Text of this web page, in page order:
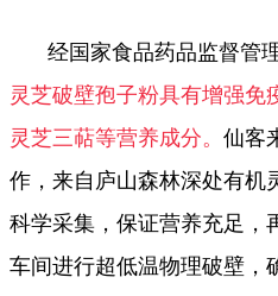
经国家食品药品监督管
灵芝破壁孢子粉具有增强免
灵芝三萜等营养成分。 仙客
作，来自庐山森林深处有机
科学采集，保证营养充足，
车间进行超低温物理破壁，